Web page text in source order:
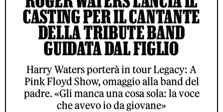
CASTING PER IL CANTANTE
DELLA TRIBUTE BAND
GUIDATA DAL FIGLIO
Harry Waters porterà in tour Legacy: A
Pink Floyd Show, omaggio alla band del
padre. «Gli manca una cosa sola: la voce
che avevo io da giovane»